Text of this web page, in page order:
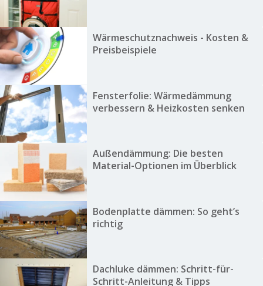
Wärmeschutznachweis - Kosten &
Preisbeispiele
Fensterfolie: Wärmedämmung
verbessern & Heizkosten senken
Außendämmung: Die besten
Material-Optionen im Überblick
Bodenplatte dämmen: So geht’s
richtig
Dachluke dämmen: Schritt-für-
Schritt-Anleitung & Tipps